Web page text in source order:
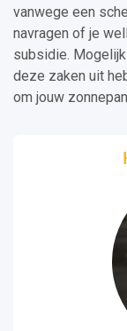
vanwege een
navragen of je
subsidie.
deze zaken uit
om jouw